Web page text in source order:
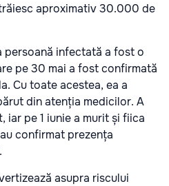
aproximativ 30.000 de
persoană infectată a fost o
pe 30 mai a fost confirmată
Cu toate acestea, ea a
din atenția medicilor. A
iar pe 1 iunie a murit și fiica
confirmat prezența
asupra riscului